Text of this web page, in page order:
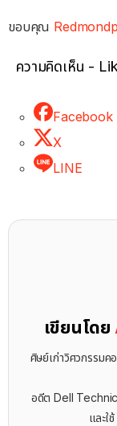
ขอบคุณ
ความคิดเห็น -
Facebook
X
LINE
เขียนโดย
ศิษย์เก่าวิศวกรรม
อดีต Dell
และใ